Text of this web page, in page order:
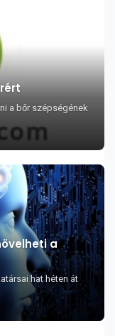
a bőr szépségének
a